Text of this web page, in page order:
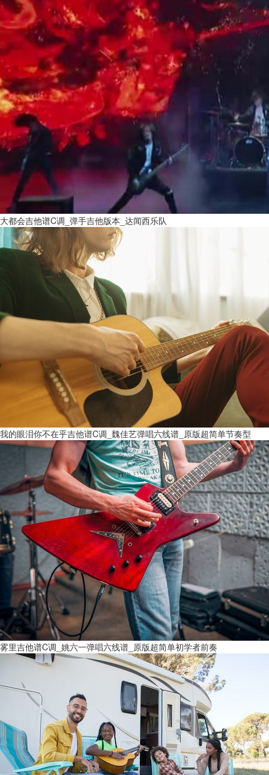
大都会吉他谱C调_弹手吉他版本_达闻西乐队
我的眼泪你不在乎吉他谱C调_魏佳艺弹唱六线谱_原版超简单节奏型
雾里吉他谱C调_姚六一弹唱六线谱_原版超简单初学者前奏